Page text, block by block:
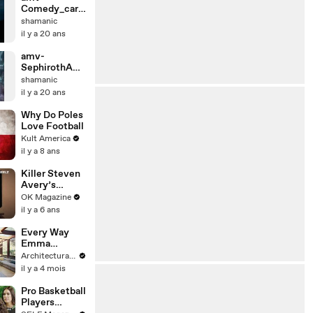
Comedy_car
mina Burana
shamanic
il y a 20 ans
amv-
SephirothAD
VENTchildren
_Liquido
shamanic
il y a 20 ans
Why Do Poles
Love Football
Kult America
il y a 8 ans
Killer Steven
Avery’s
Prison Cell
Mate Shares
Secrets In
REELZ Doc—
Watch
OK Magazine
il y a 6 ans
Every Way
Emma
Chamberlain
Has Updated
Architectural Digest
il y a 4 mois
Pro Basketball
Players